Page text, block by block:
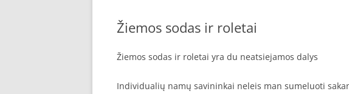
Žiemos sodas ir roletai
Žiemos sodas ir roletai yra du neatsiejamos dalys
Individualių namų savininkai neleis man sumeluoti